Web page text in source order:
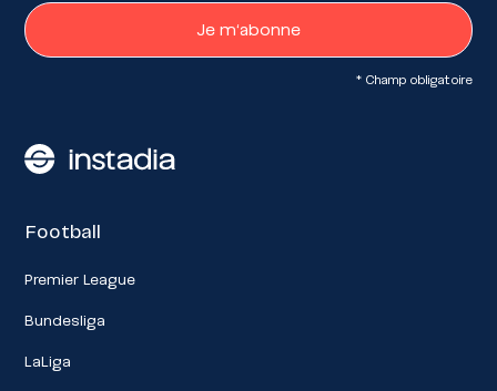
* Champ obligatoire
Football
Premier League
Bundesliga
LaLiga